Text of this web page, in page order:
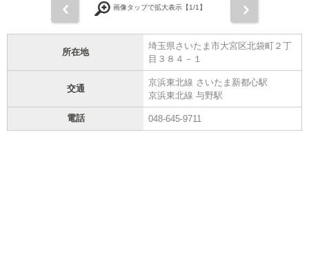
画像タップで拡大表示【1/1】
所在地
埼玉県さいたま市大宮区北袋町２丁
目３８４－１
交通
京浜東北線 さいたま新都心駅
京浜東北線 与野駅
電話 048-645-9711